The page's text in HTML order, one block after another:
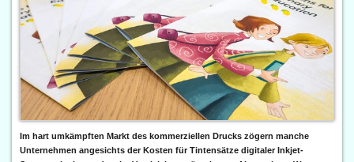
Im hart umkämpften Markt des kommerziellen Drucks zögern manche
Unternehmen angesichts der Kosten für Tintensätze digitaler Inkjet-